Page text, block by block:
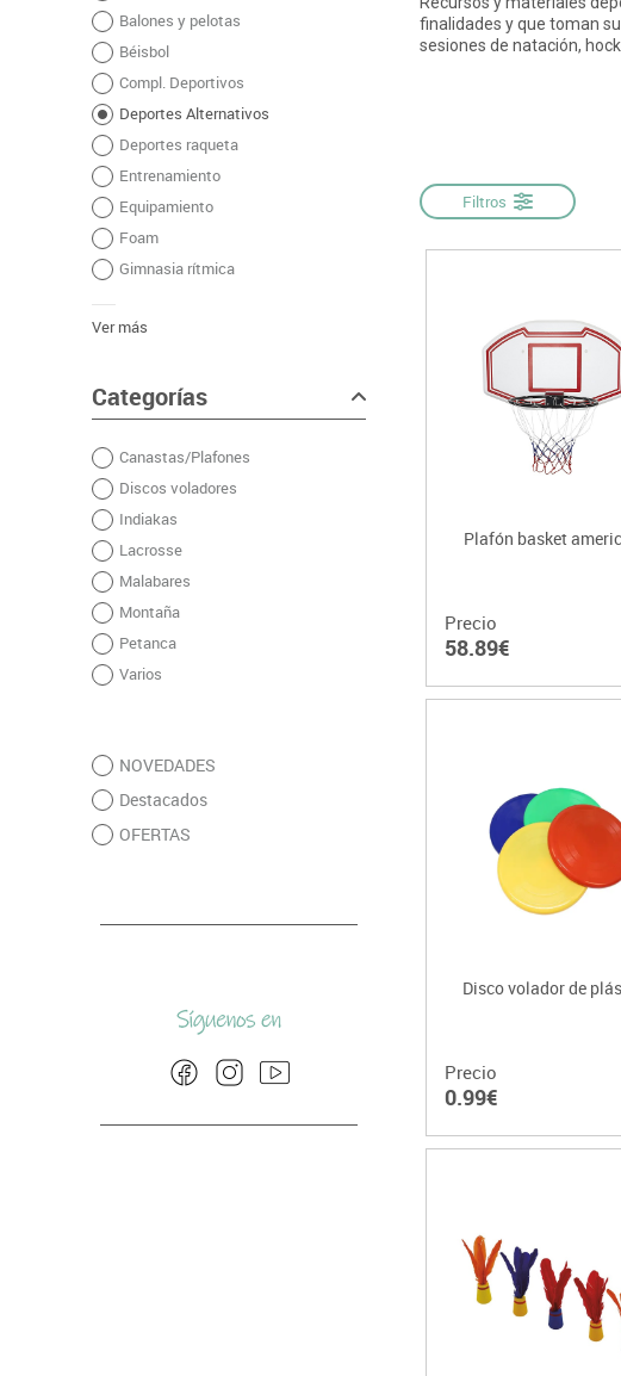
Informática
Manualidades
Material escolar
Plastifica, encuaderna, destruye
Papel y manipulados
Primeras
Pizarras, vitrinas y
Sillas, bancos y taburetes
Balones y pelotas
Béisbol
Compl. Deportivos
Deportes Alternativos
Deportes raqueta
Entrenamiento
Equipamiento
Foam
Gimnasia rítmica
Ver más
Categorías
Canastas/Plafones
Discos voladores
Indiakas
Lacrosse
Malabares
Montaña
Petanca
Varios
NOVEDADES
Destacados
OFERTAS
finalidades y que toman
sesiones de natación,
Filtros
Plafón basket
Precio
58.89€
Disco volador de
Precio
0.99€